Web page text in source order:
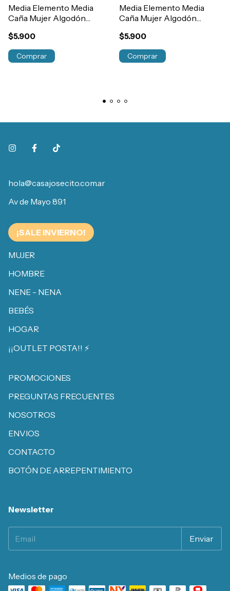
Media Elemento Media
Caña Mujer Algodón
Art.202
$5.900
Comprar
Media Elemento Media
Caña Mujer Algodón
$5.900
Comprar
hola@casajosecito.com.ar
Av de Mayo 891
¡SALE INVIERNO!
MUJER
HOMBRE
NENE - NENA
BEBÉS
HOGAR
¡¡OUTLET POSTA!! ⚡️
PROMOCIONES
PREGUNTAS FRECUENTES
NOSOTROS
ENVIOS
CONTACTO
BOTÓN DE ARREPENTIMIENTO
Newsletter
Medios de pago